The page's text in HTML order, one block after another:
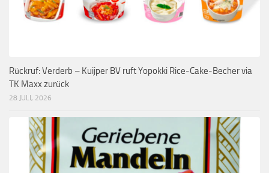
Rückruf: Verderb – Kuijper BV ruft Yopokki Rice-Cake-Becher via
TK Maxx zurück
28 JULI, 2026